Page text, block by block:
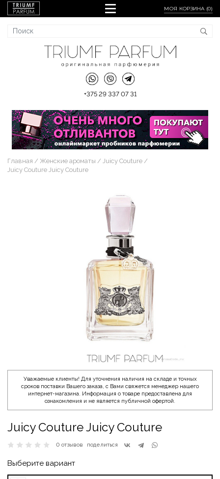
МОЯ КОРЗИНА (0)
+375 29 337 07 31
Главная Женские ароматы
Juicy Couture
Juicy Couture Juicy Couture
Уважаемые клиенты! Для уточнения наличия на складе и точных
сроков поставки Вашего заказа, с Вами свяжется менеджер нашего
интернет-магазина. Информация о товаре предоставлена для
ознакомления и не является публичной офертой.
Juicy Couture Juicy Couture
0 отзывов поделиться
Выберите вариант